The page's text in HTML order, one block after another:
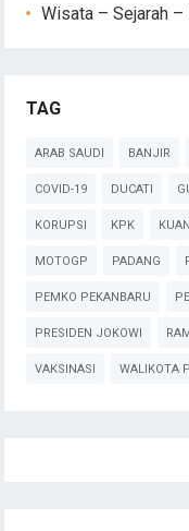
Wisata – Sejarah
TAG
ARAB SAUDI BANJIR
COVID-19 DUCATI
KORUPSI KPK
MOTOGP PADANG
PEMKO PEKANBARU
PRESIDEN JOKOWI
VAKSINASI WALIKOTA